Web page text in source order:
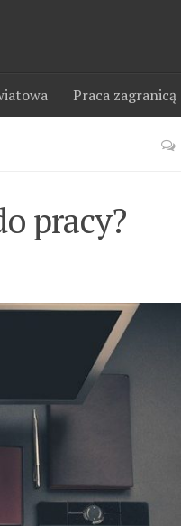
Praca zagranicą
pracy?